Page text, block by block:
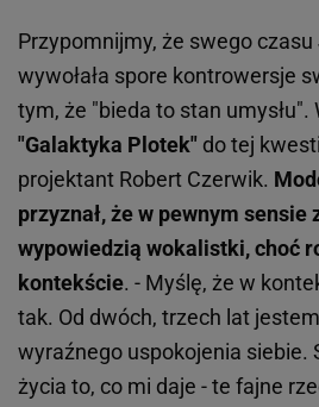
Przypomnijmy, że swego
wywołała spore kontrowersje
tym, że "bieda to stan umysłu".
"Galaktyka Plotek" do tej
projektant Robert Czerwik.
przyznał, że w pewnym sensie
wypowiedzią wokalistki, choć
kontekście. - Myślę, że w
tak. Od dwóch, trzech lat
wyraźnego uspokojenia siebie.
życia to, co mi daje - te fajne